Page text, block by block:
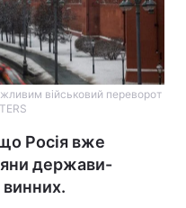
військовий переворот
Росія вже
держави-
винних.